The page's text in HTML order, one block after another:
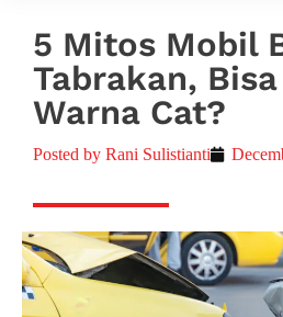
5 Mitos Mobil
Tabrakan,
Warna Cat?
Posted by Rani Sulistianti